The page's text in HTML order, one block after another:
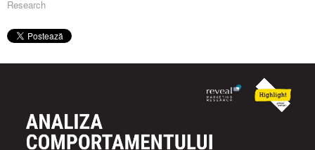
Research